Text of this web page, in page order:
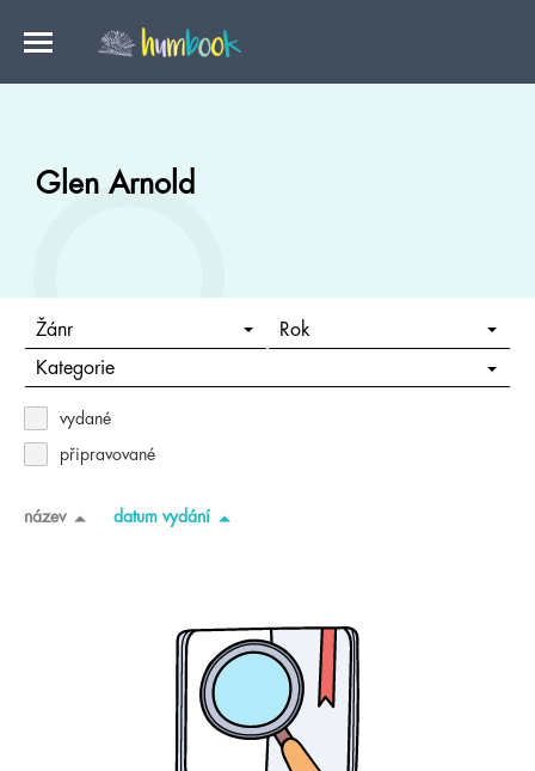
Glen Arnold
Žánr Rok
Kategorie
vydané
připravované
název datum vydání